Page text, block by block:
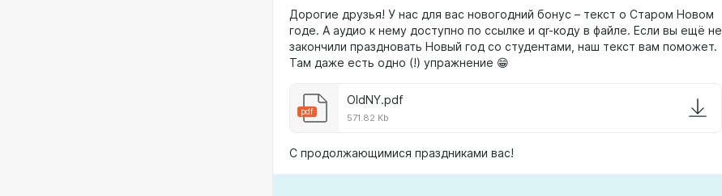
Дорогие друзья! У нас для вас новогодний бонус – текст о Старом Новом
годе. А аудио к нему доступно по ссылке и qr-коду в файле. Если вы ещё не
закончили праздновать Новый год со студентами, наш текст вам поможет.
Там даже есть одно (!) упражнение 😁
pdf
OldNY.pdf
571.82 Kb
С продолжающимися праздниками вас!